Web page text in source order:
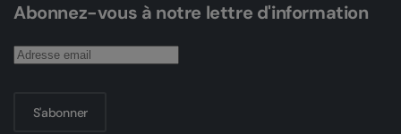
Abonnez-vous à notre lettre d'information
S'abonner